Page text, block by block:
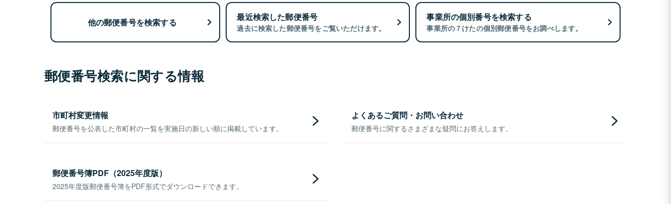
他の郵便番号を検索する 最近検索した郵便番号
過去に検索した郵便番号をご覧いただけます。
事業所の個別番号を検索する
事業所の７けたの個別郵便番号をお調べします。
郵便番号検索に関する情報
市町村変更情報
郵便番号を公表した市町村の一覧を実施日の新しい順に掲載しています。
よくあるご質問・お問い合わせ
郵便番号に関するさまざまな疑問にお答えします。
郵便番号簿PDF（2025年度版）
2025年度版郵便番号簿をPDF形式でダウンロードできます。